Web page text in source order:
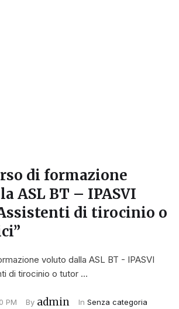
di formazione
ASL BT – IPASVI
di tirocinio o
voluto dalla ASL BT - IPASVI
di tirocinio o tutor …
PM By admin In Senza categoria